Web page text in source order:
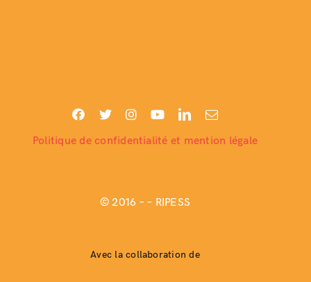
Politique de confidentialité et mention légale
© 2016 –– RIPESS
Avec la collaboration de